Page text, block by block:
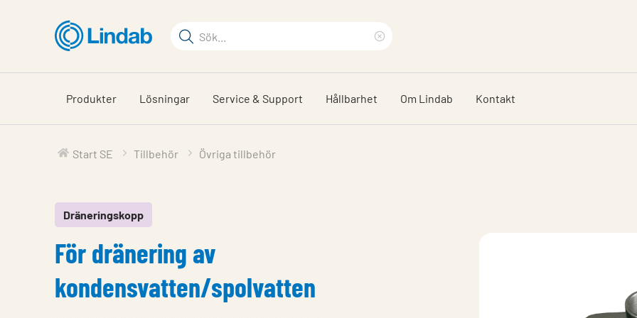
huvudinnehållet
Sökord
på
sajten
sökfras
Produkter Lösningar Service & Support Hållbarhet Om Lindab Kontakt
Start SE Tillbehör Övriga tillbehör
Dräneringskopp
För dränering av
kondensvatten/spolvatten